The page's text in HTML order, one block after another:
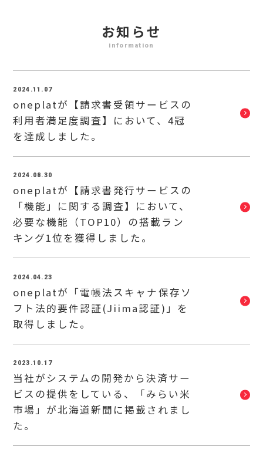
お知らせ
information
2024.11.07
oneplatが【請求書受領サービスの
利用者満足度調査】において、4冠
を達成しました。
2024.08.30
oneplatが【請求書発行サービスの
「機能」に関する調査】において、
必要な機能（TOP10）の搭載ラン
キング1位を獲得しました。
2024.04.23
oneplatが「電帳法スキャナ保存ソ
フト法的要件認証(Jiima認証)」を
取得しました。
2023.10.17
当社がシステムの開発から決済サー
ビスの提供をしている、「みらい米
市場」が北海道新聞に掲載されまし
た。